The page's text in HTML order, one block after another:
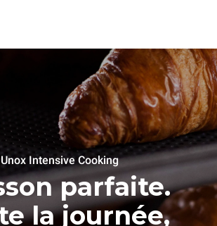
Unox Intensive Cooking
parfaite.
la journée,